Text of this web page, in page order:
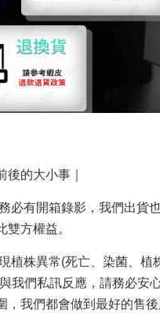
後的大小事｜
必有開箱錄影，我們出貨
雙方權益。
植株異常(死亡、染菌、植
我們私訊反應，請務必安
，我們都會做到最好的售後